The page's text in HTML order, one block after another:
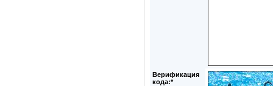
Верификация
кода:*